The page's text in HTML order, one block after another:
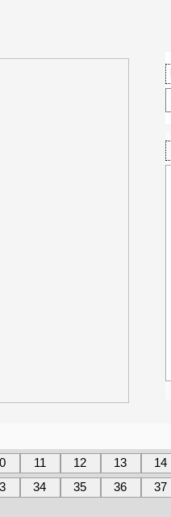
11 12 13
14
34 35 36 37